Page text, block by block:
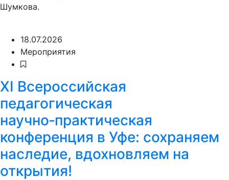
Шумкова.
18.07.2026
Мероприятия
XI Всероссийская
педагогическая
научно‑практическая
конференция в Уфе: сохраняем
наследие, вдохновляем на
открытия!